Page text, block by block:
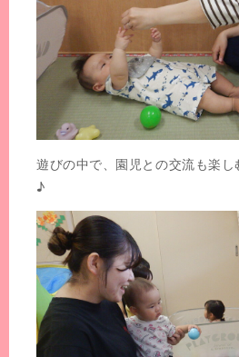
遊びの中で、園児との交流も楽し
♪